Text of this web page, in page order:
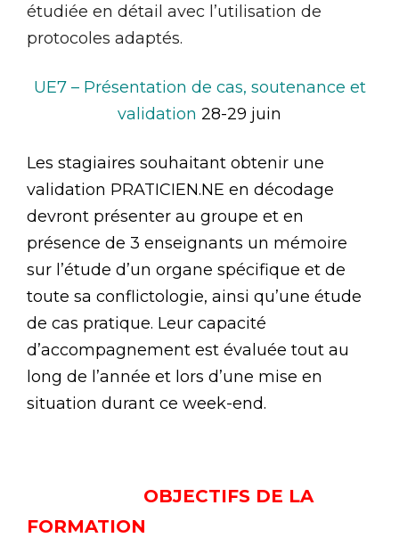
étudiée en détail avec l’utilisation de
protocoles adaptés.
UE7 – Présentation de cas, soutenance et
validation 28-29 juin
Les stagiaires souhaitant obtenir une
validation PRATICIEN.NE en décodage
devront présenter au groupe et en
présence de 3 enseignants un mémoire
sur l’étude d’un organe spécifique et de
toute sa conflictologie, ainsi qu’une étude
de cas pratique. Leur capacité
d’accompagnement est évaluée tout au
long de l’année et lors d’une mise en
situation durant ce week-end.
OBJECTIFS DE LA
FORMATION